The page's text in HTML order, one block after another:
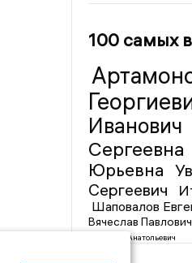
100 самых
Иванович
Сергеевна
Юрьевна
Сергеевич
Шаповалов
Вячеслав Павлович
Анатолий Анатольевич